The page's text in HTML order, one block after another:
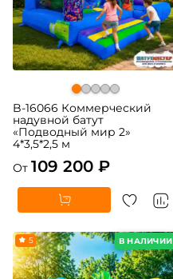
B-16066 Коммерческий
надувной батут
«Подводный мир 2»
4*3,5*2,5 м
От 109 200 ₽
В НАЛИЧИИ
5